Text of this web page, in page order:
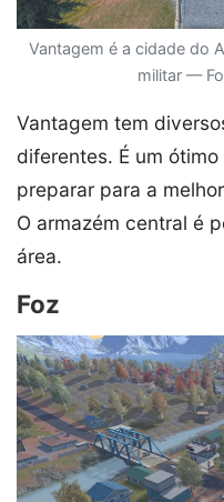
Vantagem é a cidade do
militar —
Vantagem tem
diferentes. É um
preparar para a
O armazém central é
área.
Foz